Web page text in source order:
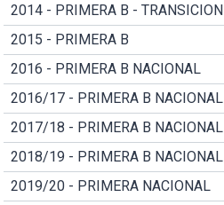
2014 - PRIMERA B - TRANSICION
2015 - PRIMERA B
2016 - PRIMERA B NACIONAL
2016/17 - PRIMERA B NACIONAL
2017/18 - PRIMERA B NACIONAL
2018/19 - PRIMERA B NACIONAL
2019/20 - PRIMERA NACIONAL